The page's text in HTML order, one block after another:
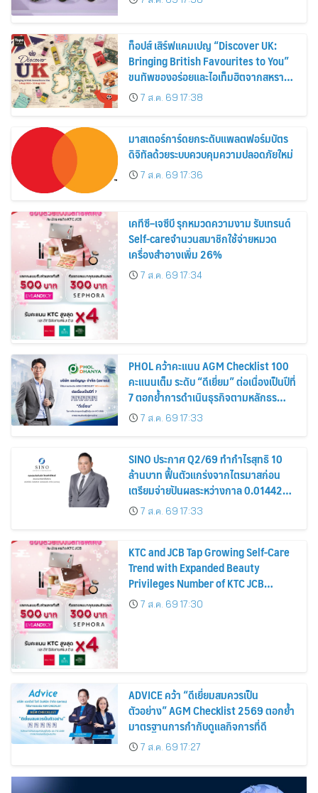
ท็อปส์ เสิร์ฟแคมเปญ “Discover UK:
Bringing British Favourites to You”
ขนทัพของอร่อยและไอเท็มฮิตจากสหราช
อาณาจักร ส่งตรงถึงมือตั้งแต่วันนี้ – 18
สิงหาคมนี้
7 ส.ค. 69 17:38
มาสเตอร์การ์ดยกระดับแพลตฟอร์มบัตร
ดิจิทัลด้วยระบบควบคุมความปลอดภัยใหม่
7 ส.ค. 69 17:36
เคทีซี–เจซีบี รุกหมวดความงาม รับเทรนด์
Self-careจำนวนสมาชิกใช้จ่ายหมวด
เครื่องสำอางเพิ่ม 26%
7 ส.ค. 69 17:34
PHOL คว้าคะแนน AGM Checklist 100
คะแนนเต็ม ระดับ “ดีเยี่ยม” ต่อเนื่องเป็นปีที่
7 ตอกย้ำการดำเนินธุรกิจตามหลักธร
รมาภิบาล โปร่งใส สร้างความเชื่อมั่นผู้ถือ
หุ้น
7 ส.ค. 69 17:33
SINO ประกาศ Q2/69 ทำกำไรสุทธิ 10
ล้านบาท ฟื้นตัวแกร่งจากไตรมาสก่อน
เตรียมจ่ายปันผลระหว่างกาล 0.014423
บาทต่อหุ้น ครึ่งปีหลังมุ่งเติบโตต่อเนื่อง
7 ส.ค. 69 17:33
KTC and JCB Tap Growing Self-Care
Trend with Expanded Beauty
Privileges Number of KTC JCB
Cardmembers Spending on
Cosmetics Rises 26%
7 ส.ค. 69 17:30
ADVICE คว้า “ดีเยี่ยมสมควรเป็น
ตัวอย่าง” AGM Checklist 2569 ตอกย้ำ
มาตรฐานการกำกับดูแลกิจการที่ดี
7 ส.ค. 69 17:27